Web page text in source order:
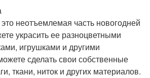
неотъемлемая часть новогодней
украсить ее разноцветными
игрушками и другими
сделать свои собственные
ткани, ниток и других материалов.